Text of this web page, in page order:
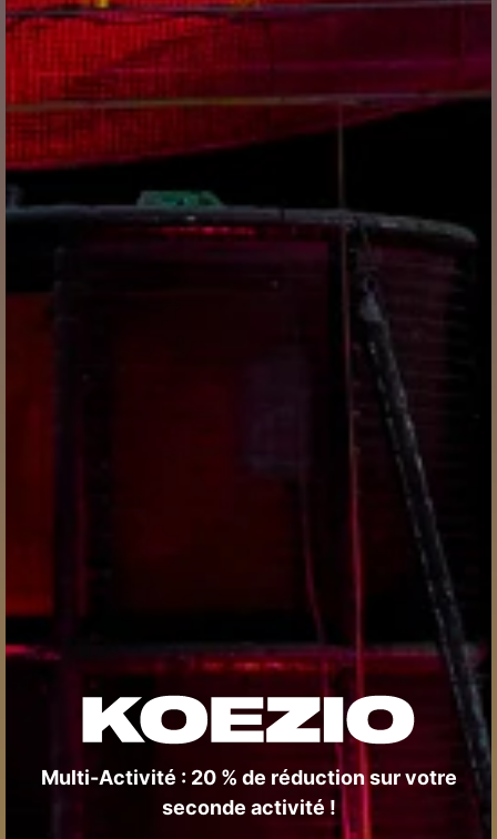
Multi-Activité : 20 % de réduction sur votre
seconde activité !